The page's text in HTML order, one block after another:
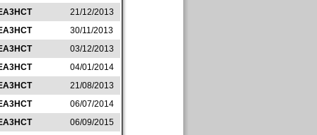
21/12/2013
30/11/2013
03/12/2013
04/01/2014
21/08/2013
06/07/2014
06/09/2015